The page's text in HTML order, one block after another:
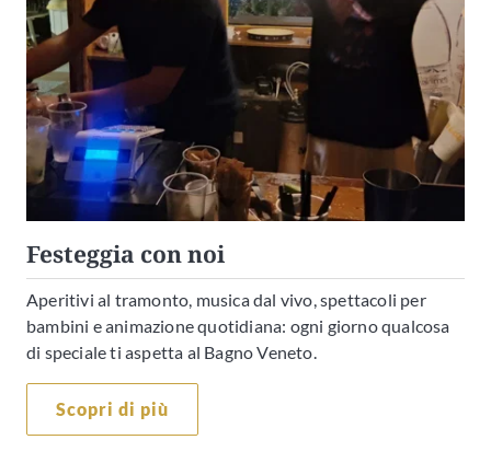
Festeggia con noi
Aperitivi al tramonto, musica dal vivo, spettacoli per
bambini e animazione quotidiana: ogni giorno qualcosa
di speciale ti aspetta al Bagno Veneto.
Scopri di più